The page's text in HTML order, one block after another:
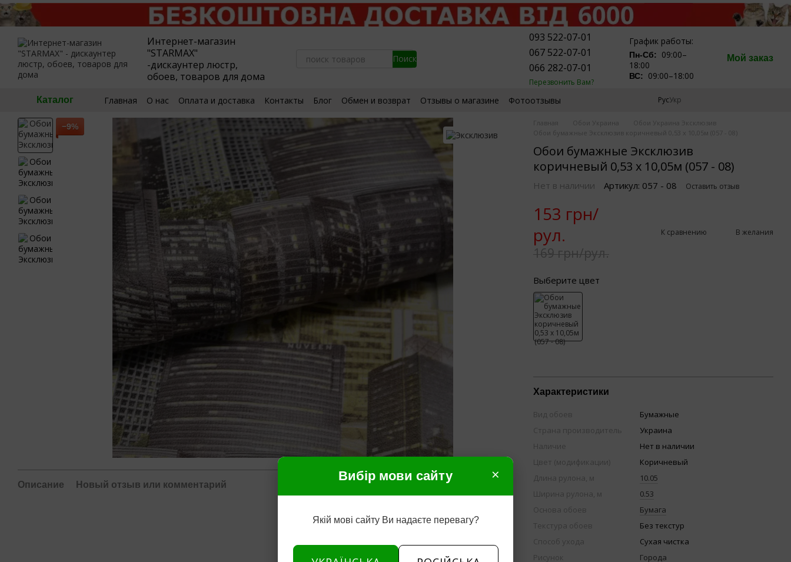
Перейти к основному контенту
Интернет-магазин
"STARMAX"
-дискаунтер люстр,
обоев, товаров для дома
093 522-07-01
067 522-07-01
066 282-07-01
Перезвонить Вам?
График работы:
Пн-Сб:
09:00–
18:00
ВС: 09:00–18:00
Мой заказ
Каталог Главная О нас Оплата и доставка Контакты Блог Обмен и возврат Отзывы о магазине
Фотоотзывы
РусУкр
−9%
Описание Новый отзыв или комментарий
Главная Обои Украина
Обои Украина Эксклюзив
Обои бумажные Эксклюзив коричневый 0,53 х 10,05м (057 - 08)
Обои бумажные Эксклюзив
коричневый 0,53 х 10,05м (057 - 08)
Нет в наличии Артикул: 057 - 08 Оставить отзыв
153 грн/
рул.
169 грн/рул.
К сравнению В желания
Выберите цвет
Характеристики
Вид обоев
Бумажные
Страна производитель
Украина
Наличие
Нет в наличии
Цвет (модификации)
Коричневый
Длина рулона, м
10.05
Ширина рулона, м
0.53
Основа обоев
Бумага
Текстура обоев
Без текстур
Способ ухода
Сухая чистка
Рисунок
Города
Вибір мови сайту ×
Якій мові сайту Ви надаєте перевагу?